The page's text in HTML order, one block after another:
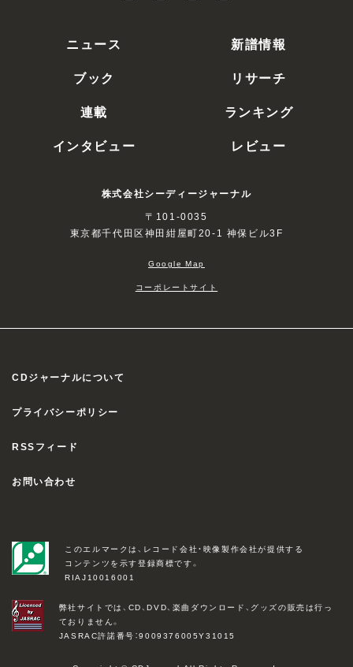
ニュース
新譜情報
ブック
リサーチ
連載
ランキング
インタビュー
レビュー
株式会社シーディージャーナル
〒101-0035
東京都千代田区神田紺屋町20-1 神保ビル3F
Google Map
コーポレートサイト
CDジャーナルについて
プライバシーポリシー
RSSフィード
お問い合わせ
このエルマークは、レコード会社・映像製作会社が提供する
コンテンツを示す登録商標です。
RIAJ10016001
弊社サイトでは、CD、DVD、楽曲ダウンロード、グッズの販売は行っ
ておりません。
JASRAC許諾番号：9009376005Y31015